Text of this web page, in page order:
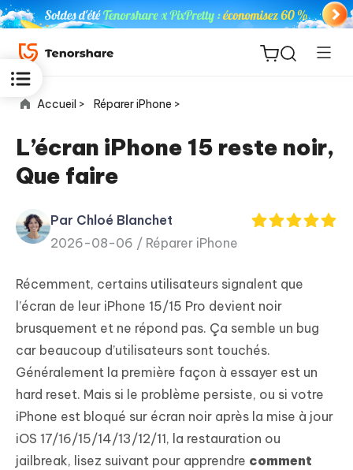
for iOS
PDNob
Editor
iAnyGo
Accueil > Réparer iPhone >
L’écran iPhone 15 reste noir,
Que faire
Par Chloé Blanchet
2026-08-06 / Réparer iPhone
Récemment, certains utilisateurs signalent que
l’écran de leur iPhone 15/15 Pro devient noir
brusquement et ne répond pas. Ça semble un bug
car beaucoup d’utilisateurs sont touchés.
Généralement la première façon à essayer est un
hard reset. Mais si le problème persiste, ou si votre
iPhone est bloqué sur écran noir après la mise à jour
iOS 17/16/15/14/13/12/11, la restauration ou
jailbreak, lisez suivant pour apprendre comment